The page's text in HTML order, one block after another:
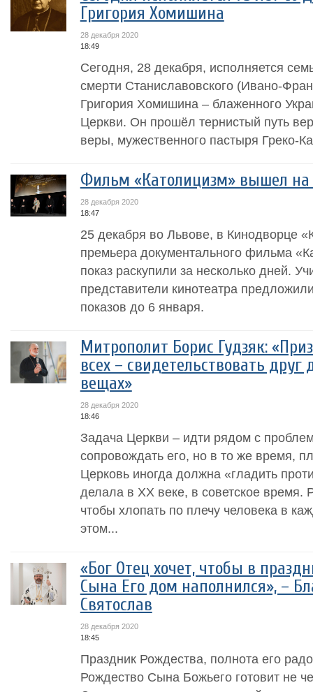
Григория Хомишина
28 декабря 2020
18:49
Сегодня, 28 декабря, исполняется
смерти Станиславовского (Ивано-
Григория Хомишина – блаженного
Церкви. Он прошёл тернистый путь
веры, мужественного пастыря Греко-
Фильм «Католицизм» вышел
28 декабря 2020
18:47
25 декабря во Львове, в Кинодворце
премьера документального фильма
показ раскупили за несколько дней.
представители кинотеатра
показов до 6 января.
Митрополит Борис Гудзяк:
всех – свидетельствовать
вещах»
28 декабря 2020
18:46
Задача Церкви – идти рядом с
сопровождать его, но в то же время,
Церковь иногда должна «гладить
делала в ХХ веке, в советское время.
чтобы хлопать по плечу человека в
этом...
«Бог Отец хочет, чтобы в
Сына Его дом наполнился», –
Святослав
28 декабря 2020
18:45
Праздник Рождества, полнота его
Рождество Сына Божьего готовит не